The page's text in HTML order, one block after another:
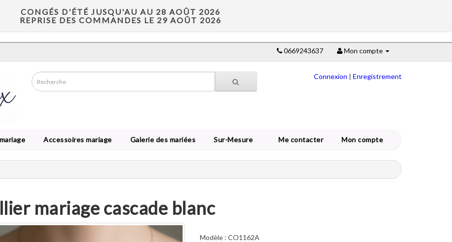
CONGÉS D'ÉTÉ JUSQU'AU AU 28 AOÛT 2026
REPRISE DES COMMANDES LE 29 AOÛT 2026
0669243637 Mon compte
Connexion | Enregistrement
Accessoires mariage Galerie des mariées Sur-Mesure Me contacter Mon compte
mariage cascade blanc
Modèle : CO1162A